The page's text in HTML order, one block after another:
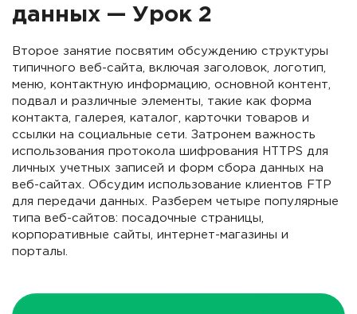
данных — Урок 2
Второе занятие посвятим обсуждению структуры
типичного веб-сайта, включая заголовок, логотип,
меню, контактную информацию, основной контент,
подвал и различные элементы, такие как форма
контакта, галерея, каталог, карточки товаров и
ссылки на социальные сети. Затронем важность
использования протокола шифрования HTTPS для
личных учетных записей и форм сбора данных на
веб-сайтах. Обсудим использование клиентов FTP
для передачи данных. Разберем четыре популярные
типа веб-сайтов: посадочные страницы,
корпоративные сайты, интернет-магазины и
порталы.